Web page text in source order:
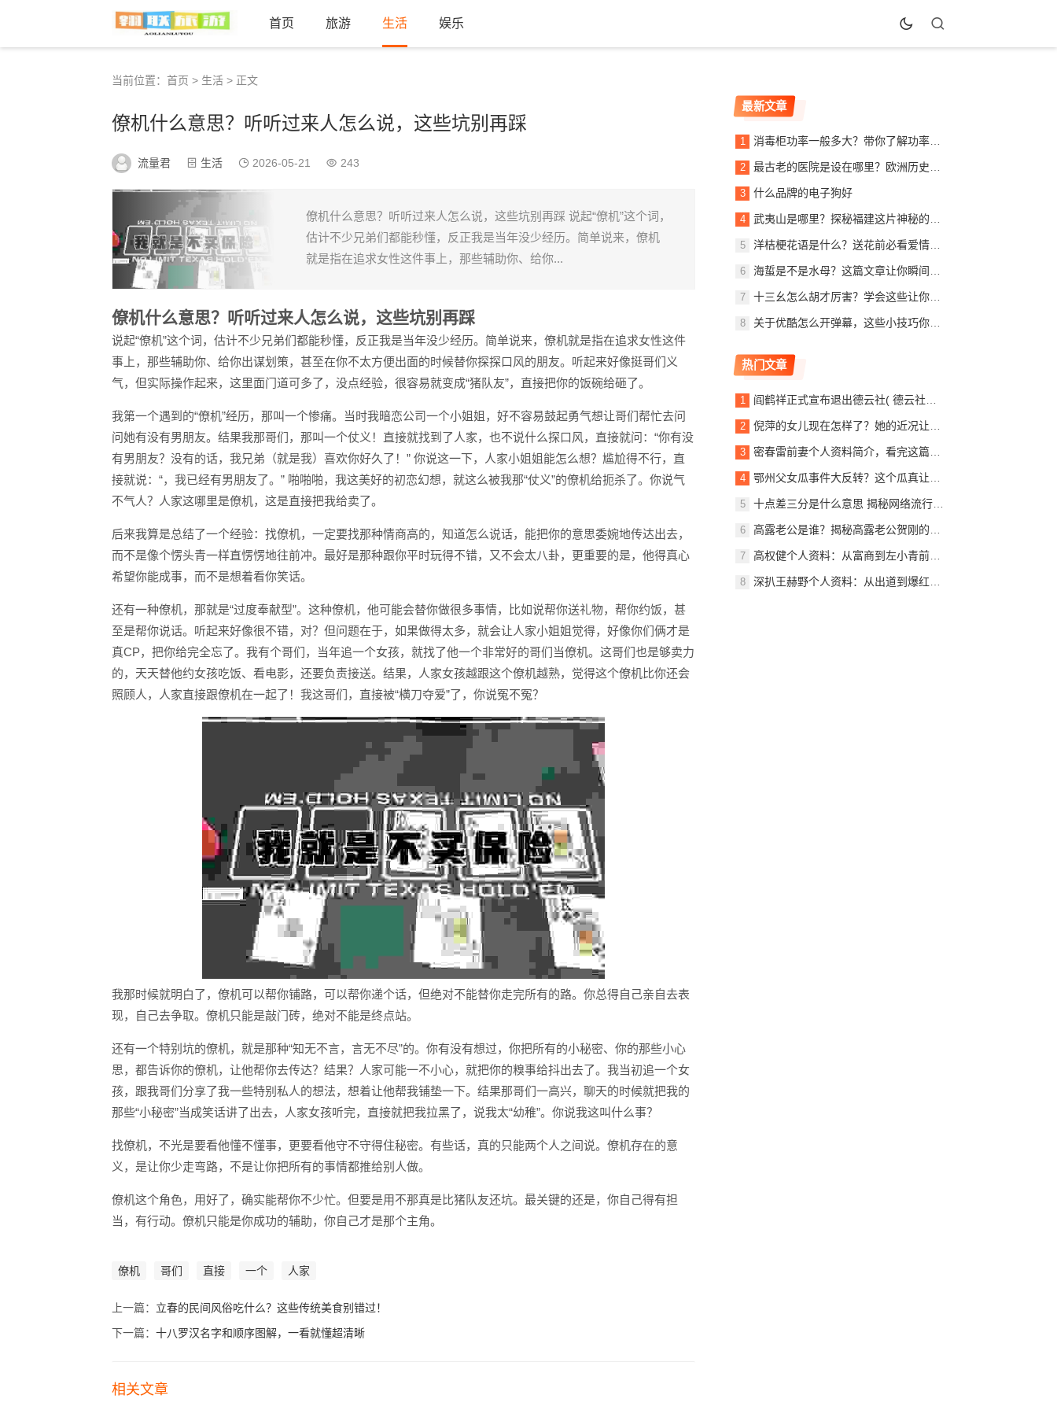
首页 旅游 生活 娱乐
当前位置： 首页 > 生活 > 正文
僚机什么意思？听听过来人怎么说，这些坑别再踩
流量君 生活 2026-05-21 243
僚机什么意思？听听过来人怎么说，这些坑别再踩 说起“僚机”这个词，
估计不少兄弟们都能秒懂，反正我是当年没少经历。简单说来，僚机
就是指在追求女性这件事上，那些辅助你、给你...
僚机什么意思？听听过来人怎么说，这些坑别再踩
说起“僚机”这个词，估计不少兄弟们都能秒懂，反正我是当年没少经历。简单说来，僚机就是指在追求女性这件
事上，那些辅助你、给你出谋划策，甚至在你不太方便出面的时候替你探探口风的朋友。听起来好像挺哥们义
气，但实际操作起来，这里面门道可多了，没点经验，很容易就变成“猪队友”，直接把你的饭碗给砸了。
我第一个遇到的“僚机”经历，那叫一个惨痛。当时我暗恋公司一个小姐姐，好不容易鼓起勇气想让哥们帮忙去问
问她有没有男朋友。结果我那哥们，那叫一个仗义！直接就找到了人家，也不说什么探口风，直接就问：“你有没
有男朋友？没有的话，我兄弟（就是我）喜欢你好久了！” 你说这一下，人家小姐姐能怎么想？尴尬得不行，直
接就说：“，我已经有男朋友了。” 啪啪啪，我这美好的初恋幻想，就这么被我那“仗义”的僚机给扼杀了。你说气
不气人？人家这哪里是僚机，这是直接把我给卖了。
后来我算是总结了一个经验：找僚机，一定要找那种情商高的，知道怎么说话，能把你的意思委婉地传达出去，
而不是像个愣头青一样直愣愣地往前冲。最好是那种跟你平时玩得不错，又不会太八卦，更重要的是，他得真心
希望你能成事，而不是想着看你笑话。
还有一种僚机，那就是“过度奉献型”。这种僚机，他可能会替你做很多事情，比如说帮你送礼物，帮你约饭，甚
至是帮你说话。听起来好像很不错，对？但问题在于，如果做得太多，就会让人家小姐姐觉得，好像你们俩才是
真CP，把你给完全忘了。我有个哥们，当年追一个女孩，就找了他一个非常好的哥们当僚机。这哥们也是够卖力
的，天天替他约女孩吃饭、看电影，还要负责接送。结果，人家女孩越跟这个僚机越熟，觉得这个僚机比你还会
照顾人，人家直接跟僚机在一起了！我这哥们，直接被“横刀夺爱”了，你说冤不冤？
我那时候就明白了，僚机可以帮你铺路，可以帮你递个话，但绝对不能替你走完所有的路。你总得自己亲自去表
现，自己去争取。僚机只能是敲门砖，绝对不能是终点站。
还有一个特别坑的僚机，就是那种“知无不言，言无不尽”的。你有没有想过，你把所有的小秘密、你的那些小心
思，都告诉你的僚机，让他帮你去传达？结果？人家可能一不小心，就把你的糗事给抖出去了。我当初追一个女
孩，跟我哥们分享了我一些特别私人的想法，想着让他帮我铺垫一下。结果那哥们一高兴，聊天的时候就把我的
那些“小秘密”当成笑话讲了出去，人家女孩听完，直接就把我拉黑了，说我太“幼稚”。你说我这叫什么事？
找僚机，不光是要看他懂不懂事，更要看他守不守得住秘密。有些话，真的只能两个人之间说。僚机存在的意
义，是让你少走弯路，不是让你把所有的事情都推给别人做。
僚机这个角色，用好了，确实能帮你不少忙。但要是用不那真是比猪队友还坑。最关键的还是，你自己得有担
当，有行动。僚机只能是你成功的辅助，你自己才是那个主角。
僚机 哥们 直接 一个 人家
上一篇： 立春的民间风俗吃什么？这些传统美食别错过！
下一篇： 十八罗汉名字和顺序图解，一看就懂超清晰
相关文章
最新文章
消毒柜功率一般多大？带你了解功率背后的秘密！
最古老的医院是设在哪里？欧洲历史悠久的医疗机构介绍
什么品牌的电子狗好
武夷山是哪里？探秘福建这片神秘的旅游胜地
洋桔梗花语是什么？送花前必看爱情寓意解读
海蜇是不是水母？这篇文章让你瞬间明白！
十三幺怎么胡才厉害？学会这些让你成为高手
关于优酷怎么开弹幕，这些小技巧你一定要知道，让看剧更有味
热门文章
阎鹤祥正式宣布退出德云社( 德云社还能像以前一样吗)
倪萍的女儿现在怎样了？她的近况让人好奇！
密春雷前妻个人资料简介，看完这篇你就全知道了！
鄂州父女瓜事件大反转？这个瓜真让人吃惊！
十点差三分是什么意思 揭秘网络流行语的由来
高露老公是谁？揭秘高露老公贺刚的个人资料
高权健个人资料：从富商到左小青前夫的完整故事
深扒王赫野个人资料：从出道到爆红之路全记录！